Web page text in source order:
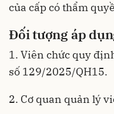
của cấp có thẩm
Đối tượng áp
1. Viên chức quy
số 129/2025/QH15.
2. Cơ quan quản lý